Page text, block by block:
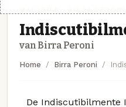
van Birra Peroni
Home Birra Peroni
De Indiscutibilmente